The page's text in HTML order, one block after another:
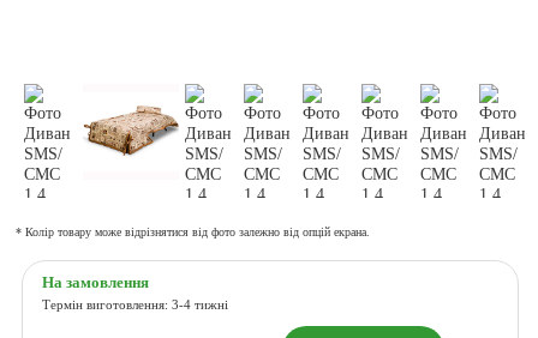
* Колір товару може відрізнятися від фото залежно від опцій екрана.
На замовлення
Термін виготовлення: 3-4 тижні